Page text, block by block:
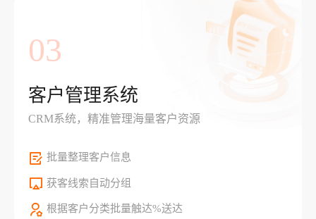
03
客户管理系统
CRM系统，精准管理海量客户资源
批量整理客户信息
获客线索自动分组
根据客户分类批量触达%送达